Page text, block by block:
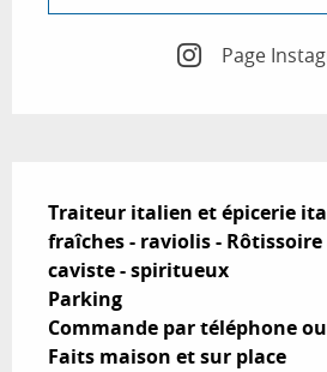
Page
Traiteur italien et épicerie
fraîches - raviolis -
caviste - spiritueux
Parking
Commande par téléphone
Faits maison et sur place